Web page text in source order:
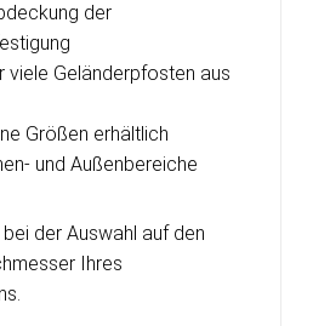
der
viele Geländerpfosten aus
Größen erhältlich
und Außenbereiche
der Auswahl auf den
Ihres